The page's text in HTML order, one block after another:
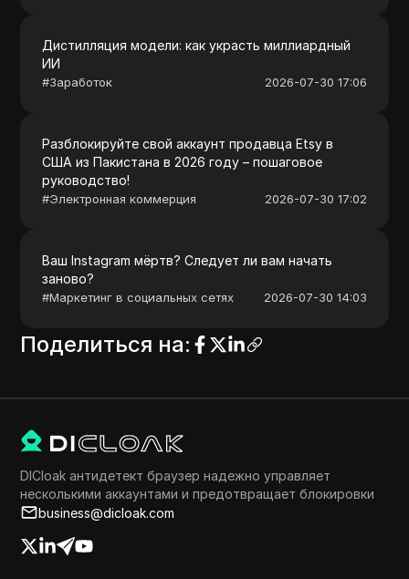
Дистилляция модели: как украсть миллиардный
ИИ
#Заработок 2026-07-30 17:06
Разблокируйте свой аккаунт продавца Etsy в
США из Пакистана в 2026 году – пошаговое
руководство!
#Электронная коммерция 2026-07-30 17:02
Ваш Instagram мёртв? Следует ли вам начать
заново?
#Маркетинг в социальных сетях 2026-07-30 14:03
Поделиться на:
DICloak антидетект браузер надежно управляет
несколькими аккаунтами и предотвращает блокировки
business@dicloak.com